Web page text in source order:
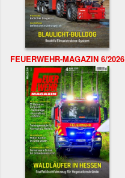
FEUERWEHR-MAGAZIN 6/2026